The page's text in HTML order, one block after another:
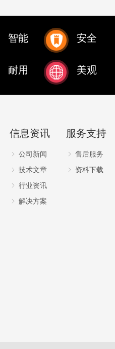
智能 安全
耐用 美观
信息资讯
公司新闻
技术文章
行业资讯
解决方案
服务支持
售后服务
资料下载